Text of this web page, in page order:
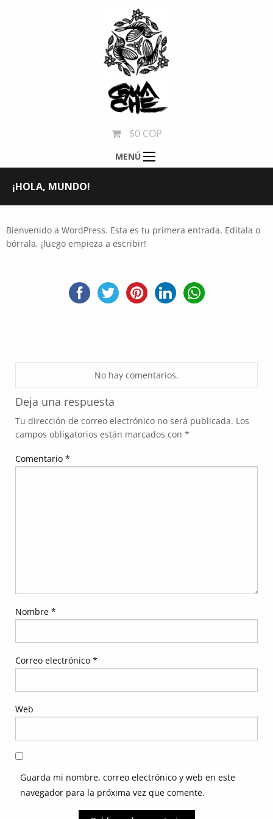
$0 COP
MENÚ
¡HOLA, MUNDO!
Bienvenido a WordPress. Esta es tu primera entrada. Edítala o
bórrala, ¡luego empieza a escribir!
No hay comentarios.
Deja una respuesta
Tu dirección de correo electrónico no será publicada. Los
campos obligatorios están marcados con *
Comentario *
Nombre *
Correo electrónico *
Web
Guarda mi nombre, correo electrónico y web en este
navegador para la próxima vez que comente.